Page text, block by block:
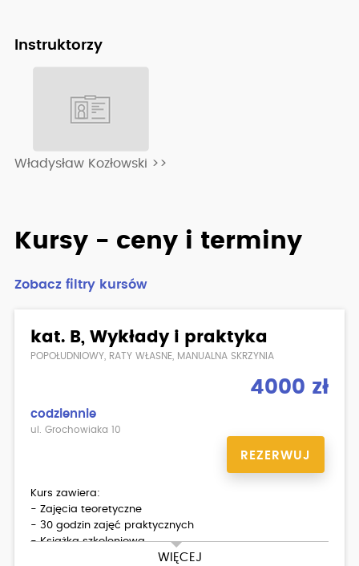
Instruktorzy
Władysław Kozłowski >>
Kursy - ceny i terminy
Zobacz filtry kursów
kat. B, Wykłady i praktyka
POPOŁUDNIOWY, RATY WŁASNE, MANUALNA SKRZYNIA
4000 zł
codziennie
ul. Grochowiaka 10
REZERWUJ
WIĘCEJ
Kurs zawiera:
- Zajęcia teoretyczne
- 30 godzin zajęć praktycznych
- Książka szkoleniowa
- Dostęp do platformy z testami